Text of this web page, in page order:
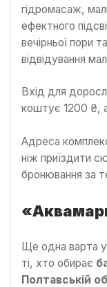
гідромасаж,
ефектного
вечірньої пори
відвідування
Вхід для
коштує 1200 ₴, а
Адреса
ніж приїздити
бронювання за
Ще одна варта
ті, хто обирає
Полтавській